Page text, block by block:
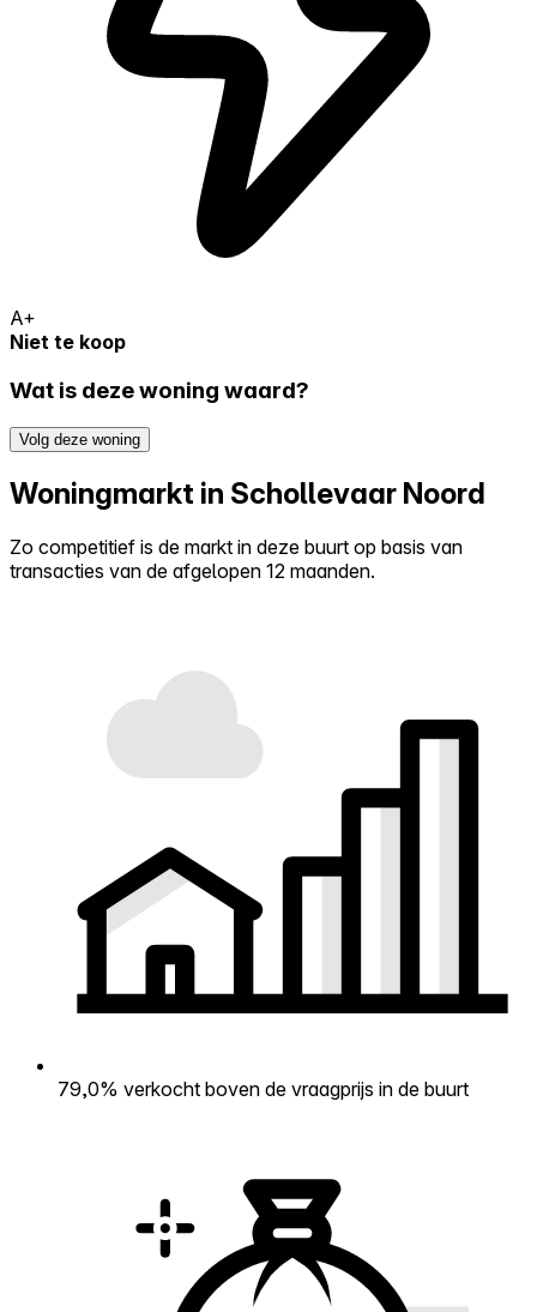
A+
Niet te koop
Wat is deze woning waard?
Volg deze woning
Woningmarkt in Schollevaar Noord
Zo competitief is de markt in deze buurt op basis van
transacties van de afgelopen 12 maanden.
79,0% verkocht boven de vraagprijs in de buurt